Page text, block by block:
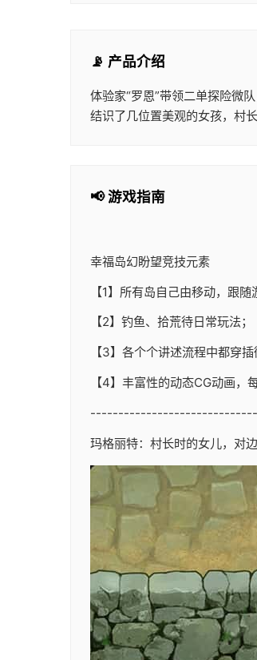
📡 产品介绍
体验家“罗恩”带领二单探险微
结识了几位置美观的女孩，
📢 游戏指南
幸福岛幻盼望竞技元素
【1】所有岛自己由移动，跟
【2】钓鱼、拾荒待日常玩法；
【3】各个个讲述流程中都穿
【4】丰富性的动态CG动画，
玛格丽特：村长时的女儿，对